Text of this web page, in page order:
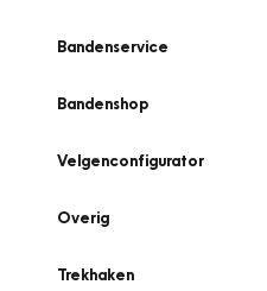
Bandenservice
Bandenshop
Velgenconfigurator
Overig
Trekhaken